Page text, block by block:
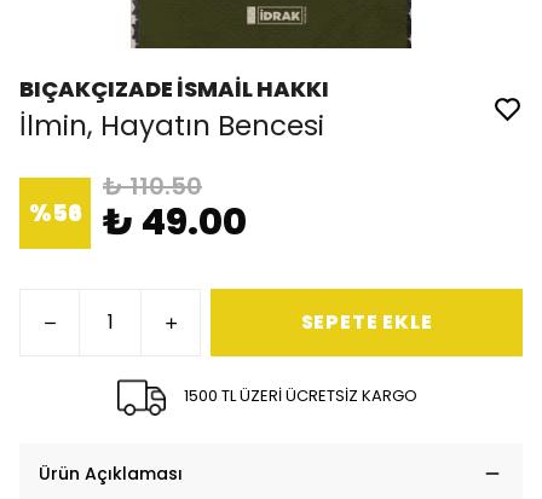
BIÇAKÇIZADE İSMAİL HAKKI
İlmin, Hayatın Bencesi
%56
₺ 110.50
₺ 49.00
SEPETE EKLE
1500 TL ÜZERİ ÜCRETSİZ KARGO
Ürün Açıklaması